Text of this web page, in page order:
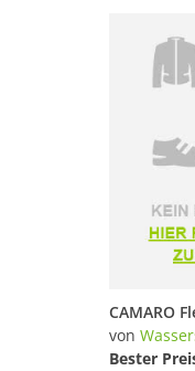
von
Bester